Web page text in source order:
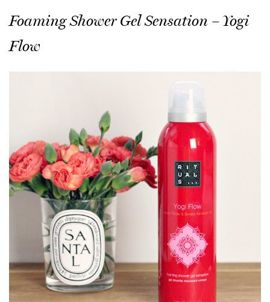
Foaming Shower Gel Sensation – Yogi
Flow